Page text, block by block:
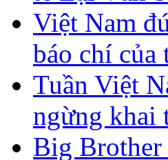
Việt Nam
báo chí
Tuần Việt
ngừng khai
Big Brother